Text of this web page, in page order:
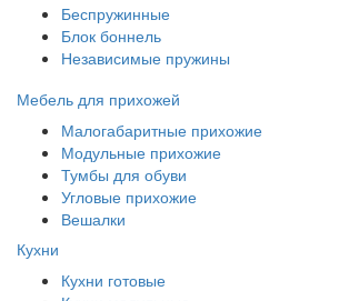
Беспружинные
Блок боннель
Независимые пружины
Мебель для прихожей
Малогабаритные прихожие
Модульные прихожие
Тумбы для обуви
Угловые прихожие
Вешалки
Кухни
Кухни готовые